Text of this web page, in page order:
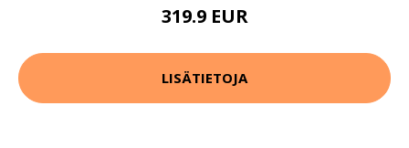
319.9 EUR
LISÄTIETOJA